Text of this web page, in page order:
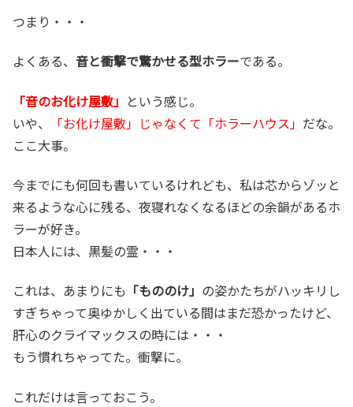
つまり・・・
よくある、 音と衝撃で驚かせる型ホラーである。
「音のお化け屋敷」 という感じ。
いや、
「お化け屋敷」じゃなくて「ホラーハウス」 だな。
ここ大事。
今までにも何回も書いているけれども、私は芯からゾッと
来るような心に残る、夜寝れなくなるほどの余韻があるホ
ラーが好き。
日本人には、黒髪の霊・・・
これは、あまりにも 「もののけ」 の姿かたちがハッキリし
すぎちゃって奥ゆかしく出ている間はまだ恐かったけど、
肝心のクライマックスの時には・・・
もう慣れちゃってた。衝撃に。
これだけは言っておこう。